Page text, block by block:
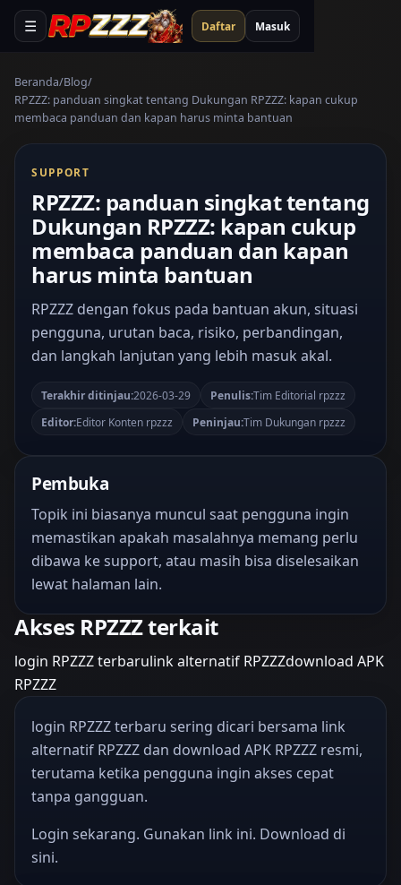
☰ Daftar Masuk
Beranda Blog
RPZZZ: panduan singkat tentang Dukungan RPZZZ: kapan cukup
membaca panduan dan kapan harus minta bantuan
SUPPORT
RPZZZ: panduan singkat tentang
Dukungan RPZZZ: kapan cukup
membaca panduan dan kapan
harus minta bantuan
RPZZZ dengan fokus pada bantuan akun, situasi
pengguna, urutan baca, risiko, perbandingan,
dan langkah lanjutan yang lebih masuk akal.
Terakhir ditinjau:2026-03-29 Penulis:Tim Editorial rpzzz
Editor:Editor Konten rpzzz Peninjau:Tim Dukungan rpzzz
Pembuka
Topik ini biasanya muncul saat pengguna ingin
memastikan apakah masalahnya memang perlu
dibawa ke support, atau masih bisa diselesaikan
lewat halaman lain.
Akses RPZZZ terkait
login RPZZZ terbarulink alternatif RPZZZdownload APK
RPZZZ
login RPZZZ terbaru sering dicari bersama link
alternatif RPZZZ dan download APK RPZZZ resmi,
terutama ketika pengguna ingin akses cepat
tanpa gangguan.
Login sekarang. Gunakan link ini. Download di
sini.